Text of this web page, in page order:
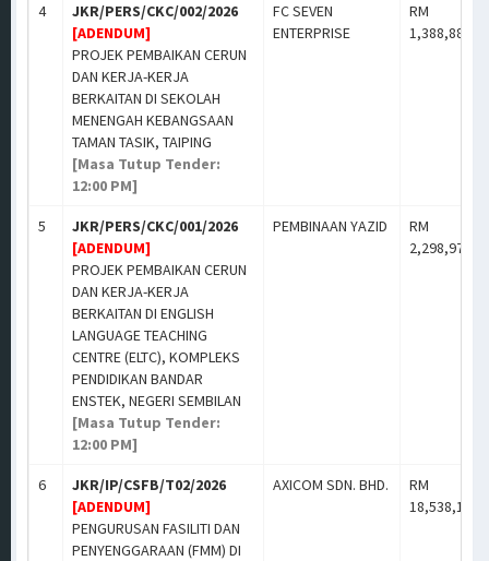
4
JKR/PERS/CKC/002/2026
[ADENDUM]
PROJEK PEMBAIKAN CERUN
DAN KERJA-KERJA
BERKAITAN DI SEKOLAH
MENENGAH KEBANGSAAN
TAMAN TASIK, TAIPING
[Masa Tutup Tender:
12:00 PM]
FC SEVEN
ENTERPRISE
RM
1,388,888.00
5
JKR/PERS/CKC/001/2026
[ADENDUM]
PROJEK PEMBAIKAN CERUN
DAN KERJA-KERJA
BERKAITAN DI ENGLISH
LANGUAGE TEACHING
CENTRE (ELTC), KOMPLEKS
PENDIDIKAN BANDAR
ENSTEK, NEGERI SEMBILAN
[Masa Tutup Tender:
12:00 PM]
PEMBINAAN YAZID
RM
2,298,970.30
6
JKR/IP/CSFB/T02/2026
[ADENDUM]
PENGURUSAN FASILITI DAN
PENYENGGARAAN (FMM) DI
AXICOM SDN. BHD.
RM